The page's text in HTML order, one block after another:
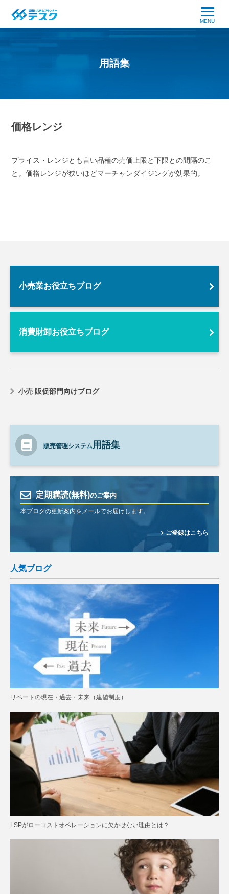
MENU
用語集
価格レンジ
プライス・レンジとも言い品種の売価上限と下限との間隔のこ
と。価格レンジが狭いほどマーチャンダイジングが効果的。
小売業お役立ちブログ
消費財卸お役立ちブログ
小売 販促部門向けブログ
販売管理システム用語集
定期購読(無料)のご案内
本ブログの更新案内をメールでお届けします。
ご登録はこちら
人気ブログ
リベートの現在・過去・未来（建値制度）
LSPがローコストオペレーションに欠かせない理由とは？